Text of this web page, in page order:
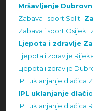
Mršavljenje
Zabava i sport Split
Zabava i sport Osijek
Ljepota i zdravlje
Ljepota i zdravlje Rijeka
Ljepota i zdravlje
IPL uklanjanje dlačica
IPL uklanjanje
IPL uklanjanje dlačica